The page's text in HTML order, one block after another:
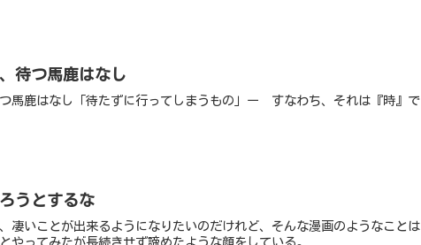
待つ馬鹿はなし
馬鹿はなし「待たずに行ってしまうもの」ー すなわち、それは『時』で
うとするな
凄いことが出来るようになりたいのだけれど、そんな漫画のようなことは
やってみたが長続きせず諦めたような顔をしている。